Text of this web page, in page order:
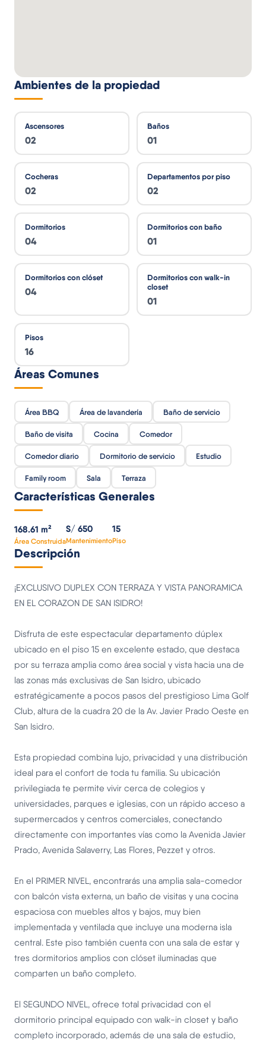
Ambientes de la propiedad
Ascensores
02
Baños
01
Cocheras
02
Departamentos por piso
02
Dormitorios
04
Dormitorios con baño
01
Dormitorios con clóset
04
Dormitorios con walk-in
closet
01
Pisos
16
Áreas Comunes
Área BBQ Área de lavandería Baño de servicio
Baño de visita Cocina Comedor
Comedor diario Dormitorio de servicio Estudio
Family room Sala Terraza
Características Generales
168.61 m²
Área Construida
S/ 650
Mantenimiento
15
Piso
Descripción
¡EXCLUSIVO DUPLEX CON TERRAZA Y VISTA PANORAMICA
EN EL CORAZON DE SAN ISIDRO!
Disfruta de este espectacular departamento dúplex
ubicado en el piso 15 en excelente estado, que destaca
por su terraza amplia como área social y vista hacia una de
las zonas más exclusivas de San Isidro, ubicado
estratégicamente a pocos pasos del prestigioso Lima Golf
Club, altura de la cuadra 20 de la Av. Javier Prado Oeste en
San Isidro.
Esta propiedad combina lujo, privacidad y una distribución
ideal para el confort de toda tu familia. Su ubicación
privilegiada te permite vivir cerca de colegios y
universidades, parques e iglesias, con un rápido acceso a
supermercados y centros comerciales, conectando
directamente con importantes vías como la Avenida Javier
Prado, Avenida Salaverry, Las Flores, Pezzet y otros.
En el PRIMER NIVEL, encontrarás una amplia sala-comedor
con balcón vista externa, un baño de visitas y una cocina
espaciosa con muebles altos y bajos, muy bien
implementada y ventilada que incluye una moderna isla
central. Este piso también cuenta con una sala de estar y
tres dormitorios amplios con clóset iluminadas que
comparten un baño completo.
El SEGUNDO NIVEL, ofrece total privacidad con el
dormitorio principal equipado con walk-in closet y baño
completo incorporado, además de una sala de estudio,